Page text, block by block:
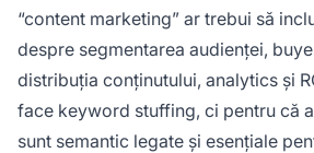
“content marketing” ar trebui să
despre segmentarea audienței,
distribuția conținutului, analytics și
face keyword stuffing, ci pentru că
sunt semantic legate și esențiale